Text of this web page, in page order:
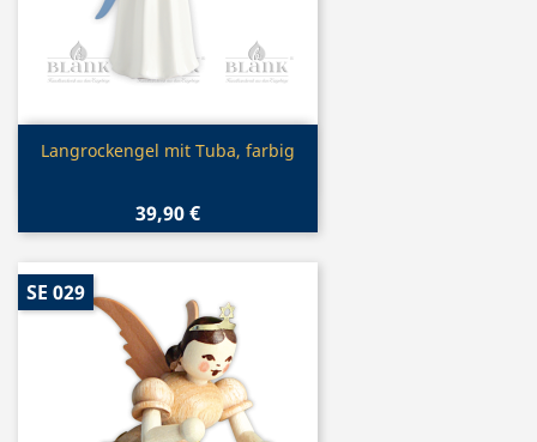
Vorschau
Langrockengel mit Tuba, farbig
39,90 €
SE 029